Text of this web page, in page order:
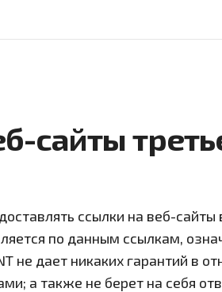
сайты
ссылки на веб-
по данным ссылкам,
не дает никаких гарантий
а также не берет на себя